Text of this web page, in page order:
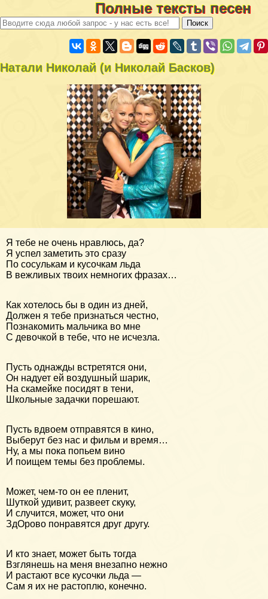
Полные тексты песен
Натали Николай (и Николай Басков)
Я тебе не очень нравлюсь, да?
Я успел заметить это сразу
По сосулькам и кусочкам льда
В вежливых твоих немногих фразах…
Как хотелось бы в один из дней,
Должен я тебе признаться честно,
Познакомить мальчика во мне
С девочкой в тебе, что не исчезла.
Пусть однажды встретятся они,
Он надует ей воздушный шарик,
На скамейке посидят в тени,
Школьные задачки порешают.
Пусть вдвоем отправятся в кино,
Выберут без нас и фильм и время…
Ну, а мы пока попьем вино
И поищем темы без проблемы.
Может, чем-то он ее пленит,
Шуткой удивит, развеет скуку,
И случится, может, что они
ЗдОрово понравятся друг другу.
И кто знает, может быть тогда
Взглянешь на меня внезапно нежно
И растают все кусочки льда —
Сам я их не растоплю, конечно.